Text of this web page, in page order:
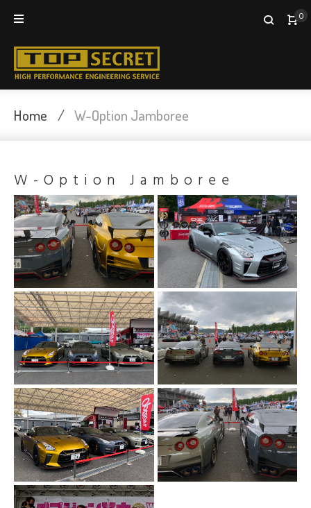
0
Home / W-Option Jamboree
W-Option Jamboree